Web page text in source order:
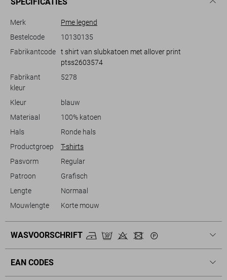
vrienden plant, dit T-shirt is een veelzijdige keuze. Het past perfect bij
makkelijk met een chino voor een wat meer doordachte, maar
ongecompliceerde stijl. De subtiele branding aan de voorzijde voegt
een speelse touch toe, terwijl de korte mouwen zorgen voor
bewegingsvrijheid en comfort. Dankzij het duurzame materiaal kies je
met dit T-shirt niet alleen voor stijl, maar ook voor kwaliteit die langer
Merk
Pme legend
Bestelcode
10130135
Fabrikantcode
t shirt van slubkatoen met allover print
ptss2603574
Fabrikant
kleur
5278
Kleur
blauw
Materiaal
100% katoen
Hals
Ronde hals
Productgroep
T-shirts
Pasvorm
Regular
Patroon
Grafisch
Lengte
Normaal
Mouwlengte
Korte mouw
WASVOORSCHRIFT
EAN CODES